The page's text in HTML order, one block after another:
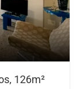
126m²